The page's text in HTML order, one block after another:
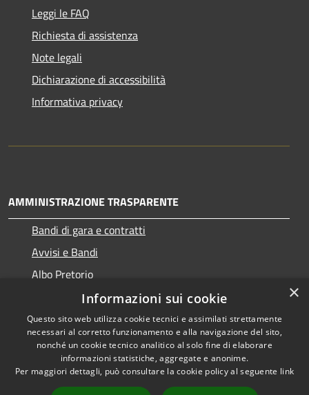
Leggi le FAQ
Richiesta di assistenza
Note legali
Dichiarazione di accessibilità
Informativa privacy
AMMINISTRAZIONE TRASPARENTE
Bandi di gara e contratti
Avvisi e Bandi
Albo Pretorio
Accessibilità
Privacy
Copyright © 2026 • Comune di
Ragogna • Powered by
Municipium•Accesso
×
Informazioni sui cookie
Questo sito web utilizza cookie tecnici e assimilati strettamente
necessari al corretto funzionamento e alla navigazione del sito,
nonché un cookie tecnico analitico al solo fine di elaborare
informazioni statistiche, aggregate e anonime.
Per maggiori dettagli, può consultare la cookie policy al seguente link